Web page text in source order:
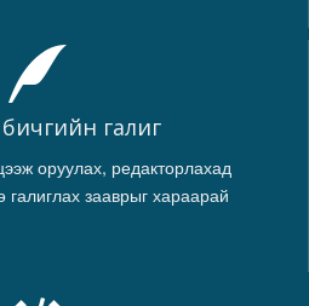
галиг
оруулах, редакторлахад
зааврыг хараарай